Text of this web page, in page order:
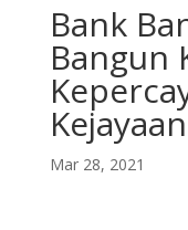
Bank
Bangun
Kejayaan
Mar 28, 2021